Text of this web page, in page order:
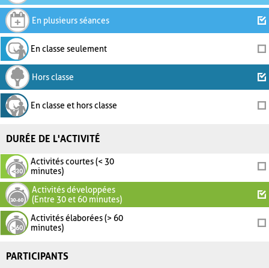
En plusieurs séances
En classe seulement
Hors classe
En classe et hors classe
DURÉE DE L'ACTIVITÉ
Activités courtes (< 30
minutes)
Activités développées
(Entre 30 et 60 minutes)
Activités élaborées (> 60
minutes)
PARTICIPANTS